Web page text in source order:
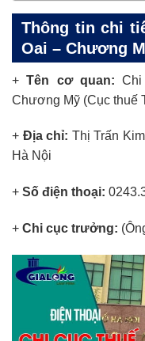
Thông tin chi
Oai – Chương
+Tên cơ quan:
Chương Mỹ (Cục thuế
+ Địa chỉ: Thị Trấn
Hà Nội
+ Số điện thoại:
+ Chi cục trưởng: